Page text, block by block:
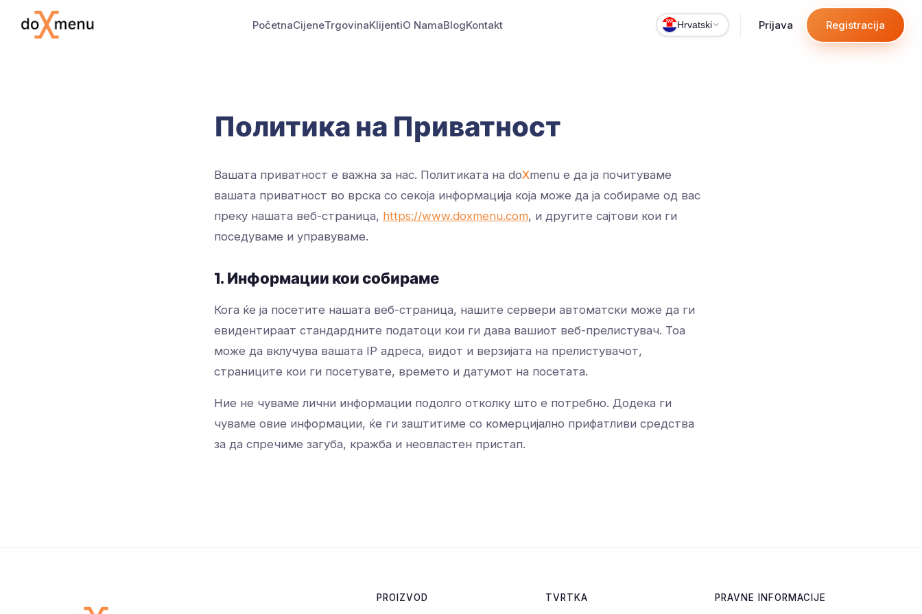
PočetnaCijeneTrgovinaKlijentiO NamaBlogKontakt Hrvatski Prijava Registracija
Политика на Приватност
Вашата приватност е важна за нас. Политиката на doXmenu е да ја почитуваме
вашата приватност во врска со секоја информација која може да ја собираме од вас
преку нашата веб-страница, https://www.doxmenu.com, и другите сајтови кои ги
поседуваме и управуваме.
1. Информации кои собираме
Кога ќе ја посетите нашата веб-страница, нашите сервери автоматски може да ги
евидентираат стандардните податоци кои ги дава вашиот веб-прелистувач. Тоа
може да вклучува вашата IP адреса, видот и верзијата на прелистувачот,
страниците кои ги посетувате, времето и датумот на посетата.
Ние не чуваме лични информации подолго отколку што е потребно. Додека ги
чуваме овие информации, ќе ги заштитиме со комерцијално прифатливи средства
за да спречиме загуба, кражба и неовластен пристап.
PROIZVOD TVRTKA PRAVNE INFORMACIJE